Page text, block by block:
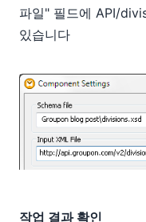
파일" 필드에 API/
있습니다
작업 결과 확인